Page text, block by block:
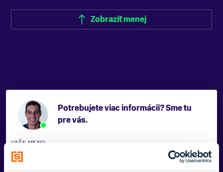
Zobraziť menej
Potrebujete viac informácii? Sme tu
pre vás.
VAŠE MENO: